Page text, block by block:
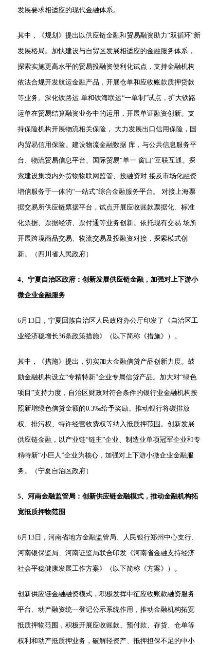
发展要求相适应的现代金融体系。
其中，《规划》提出以供应链金融和贸易融资助力“双循环”新
发展格局。加快建设与自贸区发展相适应的金融服务体系，
探索实施更高水平的贸易投融资便利化试点，支持金融机构
依法合规开发航运金融产品，开展仓单和应收账款质押贷款
等业务。深化铁路运 单和铁海联运“一单制”试点，扩大铁路
运单在贸易结算融资业务中的运用，开展单证融资创新。支
持保险机构开展物流相关保险， 大力发展出口信用保险，国
内贸易信用保险。建设物流金融数据 库，与公共信息服务平
台、物流贸易信息平台、国际贸易“单一 窗口”互联互通。探
索建设集境内外货物物联网监管、投融资对 接及市场化融资
增信服务于一体的“一站式”综合金融服务平台。 对接上海票
据交易所供应链票据平台，试点开展应收账款票据化、标准
化票据、票据经济、票付通等业务创新。依托现有交易 场所
开展跨境商品交易、物流交易及投融资对接，探索模式创
新。（四川省人民政府）
4、宁夏自治区政府：创新发展供应链金融，加强对上下游小
微企业金融服务
6月13日，宁夏回族自治区人民政府办公厅印发了《自治区工
业经济稳增长36条政策措施》（以下简称《措施》）。
其中，《措施》提出，切实加大金融信贷产品创新力度。鼓
励金融机构设立“专精特新”企业专属信贷产品。加大对“绿色
项目”支持力度，自治区财政对符合条件的银行业金融机构按
照新增绿色信贷金额的0.3‰给予奖励。推动银行将碳排放
权、排污权、特许经营收费权等纳入抵质押范围。创新发展
供应链金融，以产业链“链主”企业、制造业单项冠军企业和专
精特新“小巨人”企业为核心，加强对上下游小微企业金融服
务。（宁夏自治区政府）
5、河南金融监管局：创新供应链金融模式，推动金融机构拓
宽抵质押物范围
6月13日，河南省地方金融监管局、人民银行郑州中心支行、
河南银保监局、河南证监局联合印发《河南省金融支持经济
社会平稳健康发展工作方案》（以下简称《方案》）。
创新供应链金融融资模式，积极发挥中征应收账款融资服务
平台、动产融资统一登记公示系统作用，推动金融机构拓宽
抵质押物范围，积极开展应收账款、预付款、存货、仓单等
权利和动产抵质押业务，破解轻资产、抵押担保不足的中小